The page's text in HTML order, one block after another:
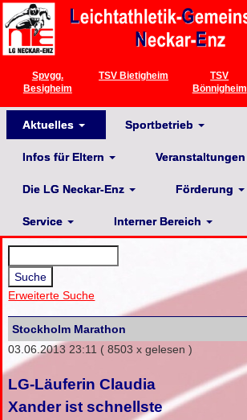
Spvgg.
Besigheim
TSV Bietigheim
TSV
Bönnigheim
Aktuelles Sportbetrieb
Infos für Eltern Veranstaltungen
Die LG Neckar-Enz Förderung
Service Interner Bereich
Erweiterte Suche
Stockholm Marathon
03.06.2013 23:11 ( 8503 x gelesen )
LG-Läuferin Claudia
Xander ist schnellste